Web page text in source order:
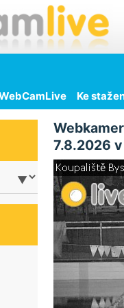
Ke
7.8.2026